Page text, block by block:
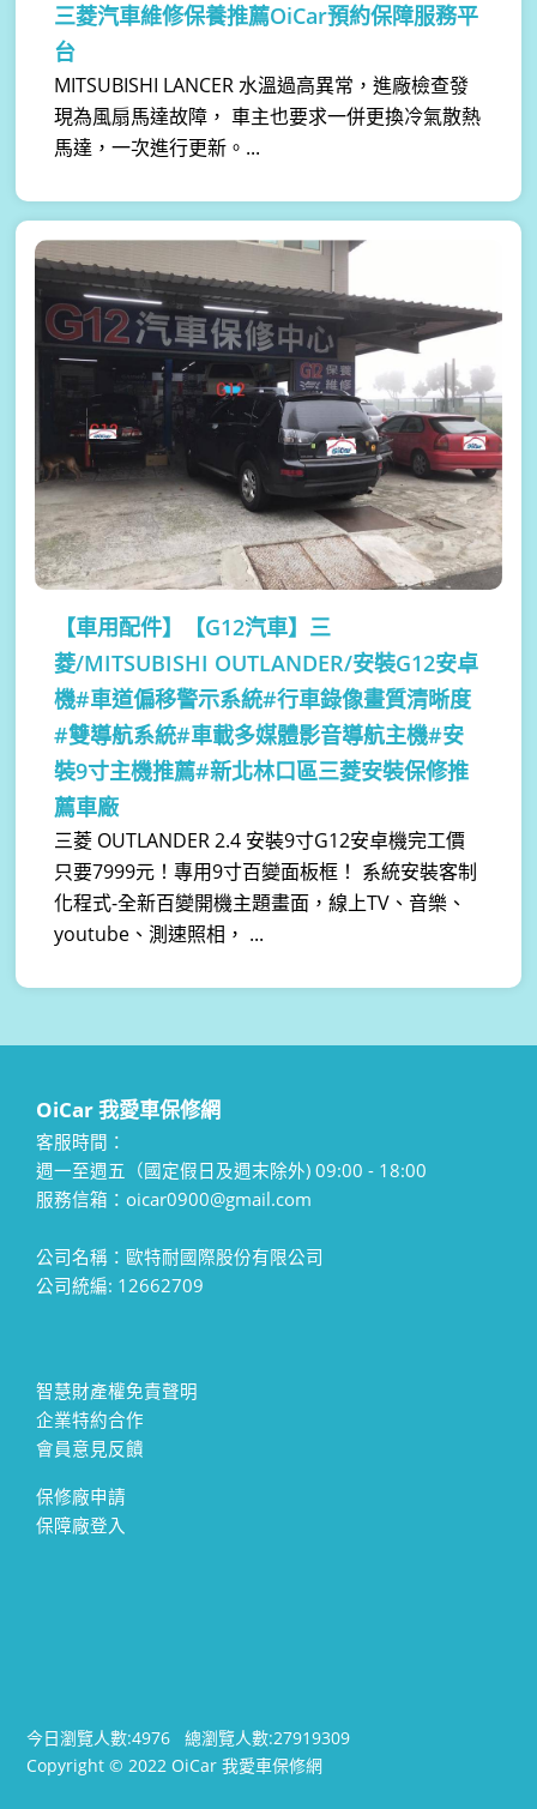
三菱汽車維修保養推薦OiCar預約保障服務平
台
MITSUBISHI LANCER 水溫過高異常，進廠檢查發
現為風扇馬達故障， 車主也要求一併更換冷氣散熱
馬達，一次進行更新。...
【車用配件】
【G12汽車】三
菱/MITSUBISHI OUTLANDER/安裝G12安卓
機#車道偏移警示系統#行車錄像畫質清晰度
#雙導航系統#車載多媒體影音導航主機#安
裝9寸主機推薦#新北林口區三菱安裝保修推
薦車廠
三菱 OUTLANDER 2.4 安裝9寸G12安卓機完工價
只要7999元！專用9寸百變面板框！ 系統安裝客制
化程式-全新百變開機主題畫面，線上TV、音樂、
youtube、測速照相， ...
OiCar 我愛車保修網
客服時間：
週一至週五（國定假日及週末除外) 09:00 - 18:00
服務信箱：oicar0900@gmail.com
公司名稱：歐特耐國際股份有限公司
公司統編: 12662709
智慧財產權免責聲明
企業特約合作
會員意見反饋
保修廠申請
保障廠登入
今日瀏覽人數:4976總瀏覽人數:27919309
Copyright © 2022 OiCar 我愛車保修網